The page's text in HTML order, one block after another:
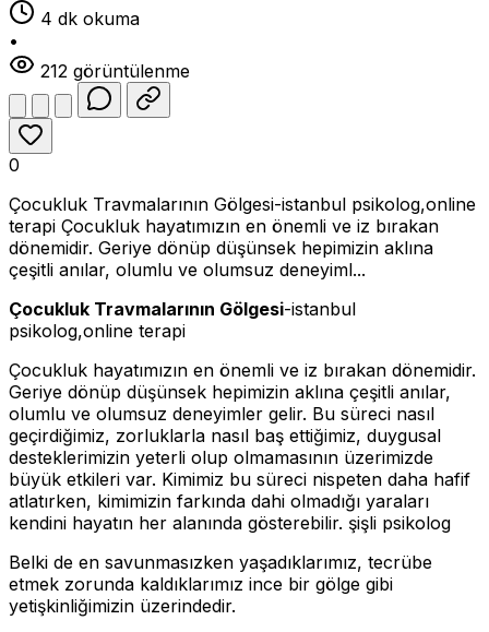
4 dk okuma
•
212 görüntülenme
0
Çocukluk Travmalarının Gölgesi-istanbul psikolog,online
terapi Çocukluk hayatımızın en önemli ve iz bırakan
dönemidir. Geriye dönüp düşünsek hepimizin aklına
çeşitli anılar, olumlu ve olumsuz deneyiml...
Çocukluk Travmalarının Gölgesi-istanbul
psikolog,online terapi
Çocukluk hayatımızın en önemli ve iz bırakan dönemidir.
Geriye dönüp düşünsek hepimizin aklına çeşitli anılar,
olumlu ve olumsuz deneyimler gelir. Bu süreci nasıl
geçirdiğimiz, zorluklarla nasıl baş ettiğimiz, duygusal
desteklerimizin yeterli olup olmamasının üzerimizde
büyük etkileri var. Kimimiz bu süreci nispeten daha hafif
atlatırken, kimimizin farkında dahi olmadığı yaraları
kendini hayatın her alanında gösterebilir. şişli psikolog
Belki de en savunmasızken yaşadıklarımız, tecrübe
etmek zorunda kaldıklarımız ince bir gölge gibi
yetişkinliğimizin üzerindedir.